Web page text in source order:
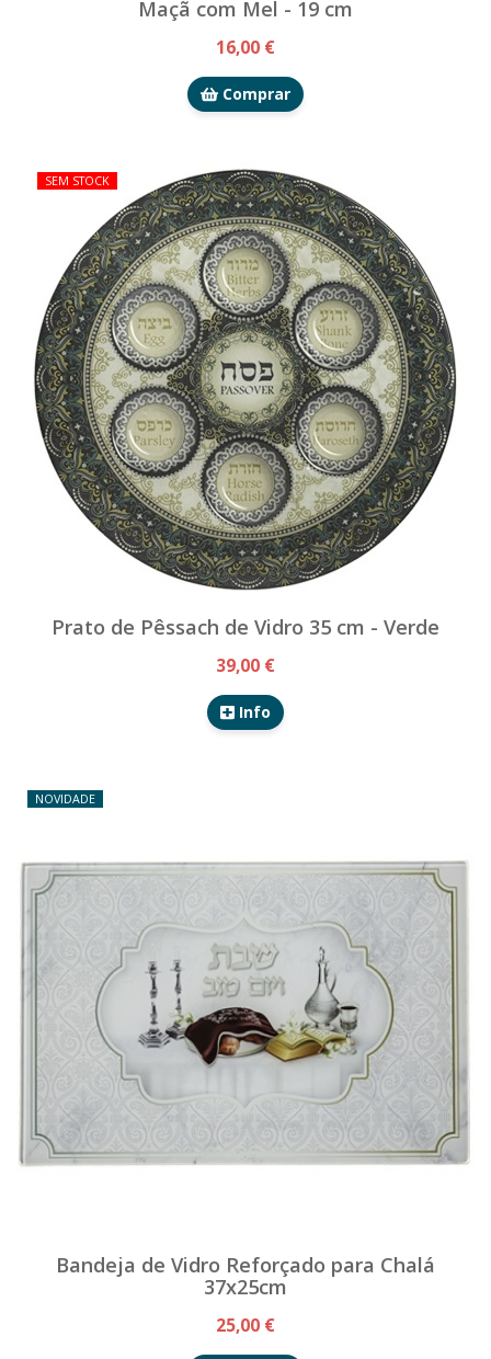
Maçã com Mel - 19 cm
16,00 €
Comprar
SEM STOCK
Prato de Pêssach de Vidro 35 cm - Verde
39,00 €
Info
NOVIDADE
Bandeja de Vidro Reforçado para Chalá
37x25cm
25,00 €